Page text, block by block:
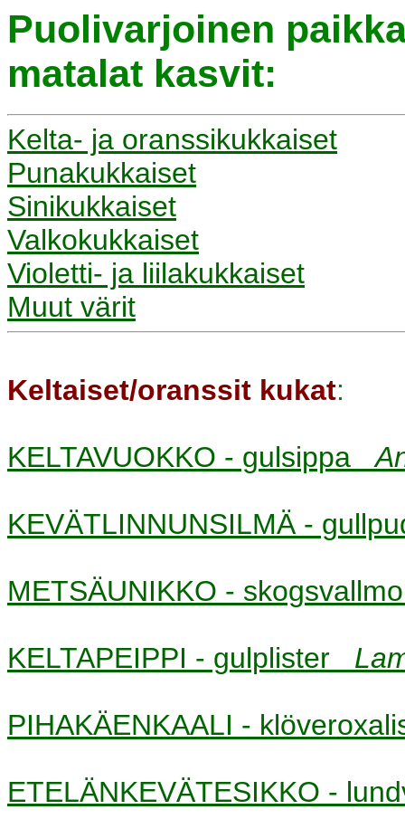
Puolivarjoinen
matalat kasvit:
Kelta- ja oranssikukkaiset
Punakukkaiset
Sinikukkaiset
Valkokukkaiset
Violetti- ja liilakukkaiset
Muut värit
Keltaiset/oranssit kukat:
KELTAVUOKKO - gulsippa
KEVÄTLINNUNSILMÄ -
METSÄUNIKKO -
KELTAPEIPPI - gulplister
PIHAKÄENKAALI -
ETELÄNKEVÄTESIKKO -